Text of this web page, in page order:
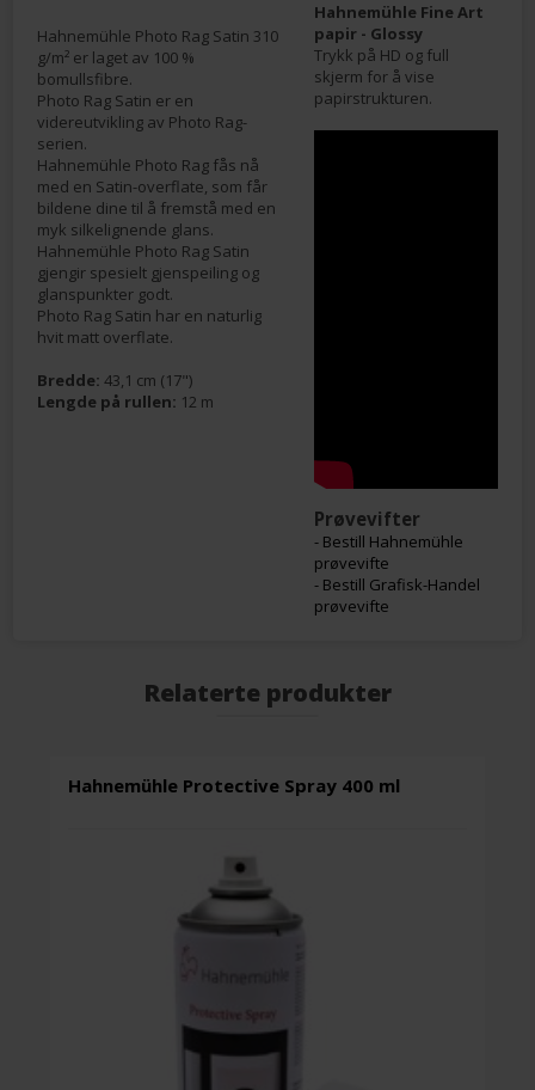
Hahnemühle Photo Rag Satin 310
g/m² er laget av 100 %
bomullsfibre.
Photo Rag Satin er en
videreutvikling av Photo Rag-
serien.
Hahnemühle Photo Rag fås nå
med en Satin-overflate, som får
bildene dine til å fremstå med en
myk silkelignende glans.
Hahnemühle Photo Rag Satin
gjengir spesielt gjenspeiling og
glanspunkter godt.
Photo Rag Satin har en naturlig
hvit matt overflate.
Bredde: 43,1 cm (17")
Lengde på rullen: 12 m
Hahnemühle Fine Art
papir - Glossy
Trykk på HD og full
skjerm for å vise
papirstrukturen.
Prøvevifter
- Bestill Hahnemühle
prøvevifte
- Bestill Grafisk-Handel
prøvevifte
Relaterte produkter
Hahnemühle Protective Spray 400 ml